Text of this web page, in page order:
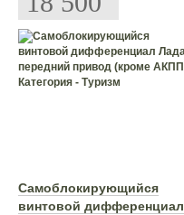
Самоблокирующийся
винтовой дифференциал